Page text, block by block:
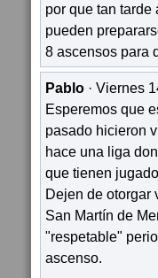
por que tan
pueden
8 ascensos para
Pablo · Viernes
Esperemos que
pasado hicieron
hace una liga
que tienen
Dejen de otorgar
San Martín de
"respetable"
ascenso.